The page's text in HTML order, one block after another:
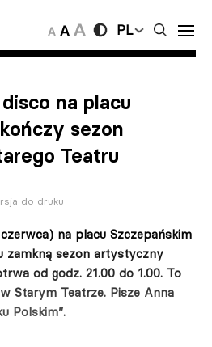
PL
na placu
sezon
Teatru
do druku
na placu Szczepańskim
zamkną sezon artystyczny
od godz. 21.00 do 1.00. To
Starym Teatrze. Pisze Anna
Polskim”.